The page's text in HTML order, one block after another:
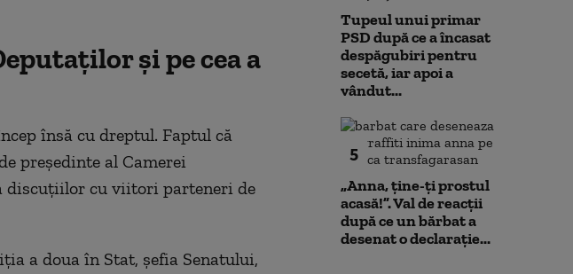
și pe cea a
însă cu dreptul. Faptul că
președinte al Camerei
discuțiilor cu viitori parteneri de
a doua în Stat, șefia Senatului,
Tupeul unui primar
PSD după ce a încasat
despăgubiri pentru
secetă, iar apoi a
vândut...
5
„Anna, ţine-ţi prostul
acasă!”. Val de reacții
după ce un bărbat a
desenat o declarație...